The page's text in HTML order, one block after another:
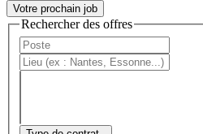
Votre prochain job
Rechercher des offres